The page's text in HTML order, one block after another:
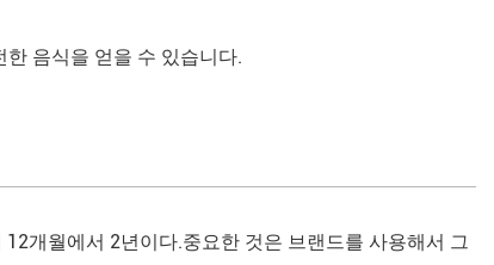
음식을 얻을 수 있습니다.
개월에서 2년이다.중요한 것은 브랜드를 사용해서 그